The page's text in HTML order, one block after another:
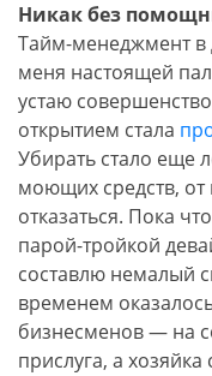
Никак без
Тайм-менеджмент в
меня настоящей
устаю
открытием стала
Убирать стало еще
моющих средств,
отказаться. Пока
парой-тройкой
составлю немалый
временем
бизнесменов — на
прислуга, а хозяйка